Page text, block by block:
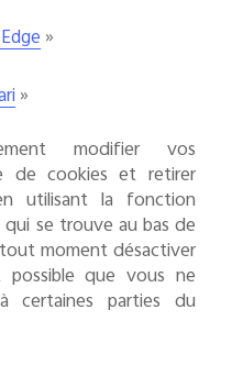
»
»
modifier vos
de cookies et retirer
utilisant la fonction
se trouve au bas de
moment désactiver
que vous ne
certaines parties du